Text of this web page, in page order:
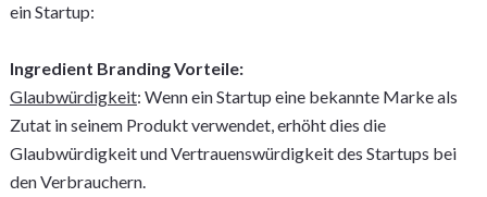
ein Startup:
Ingredient Branding Vorteile:
Glaubwürdigkeit: Wenn ein Startup eine bekannte Marke als
Zutat in seinem Produkt verwendet, erhöht dies die
Glaubwürdigkeit und Vertrauenswürdigkeit des Startups bei
den Verbrauchern.